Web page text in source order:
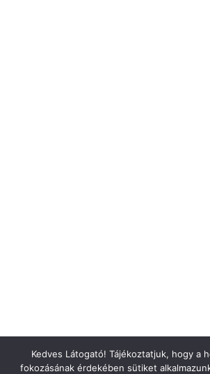
Kedves Látogató! Tájékoztatjuk, hogy a
fokozásának érdekében sütiket